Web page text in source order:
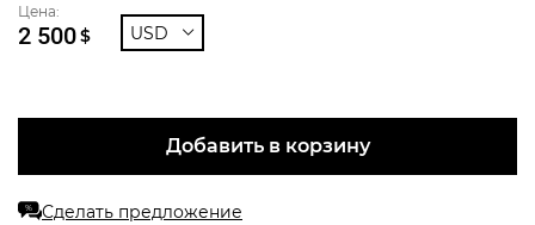
Цена:
2 500$ USD
Добавить в корзину
% Сделать предложение